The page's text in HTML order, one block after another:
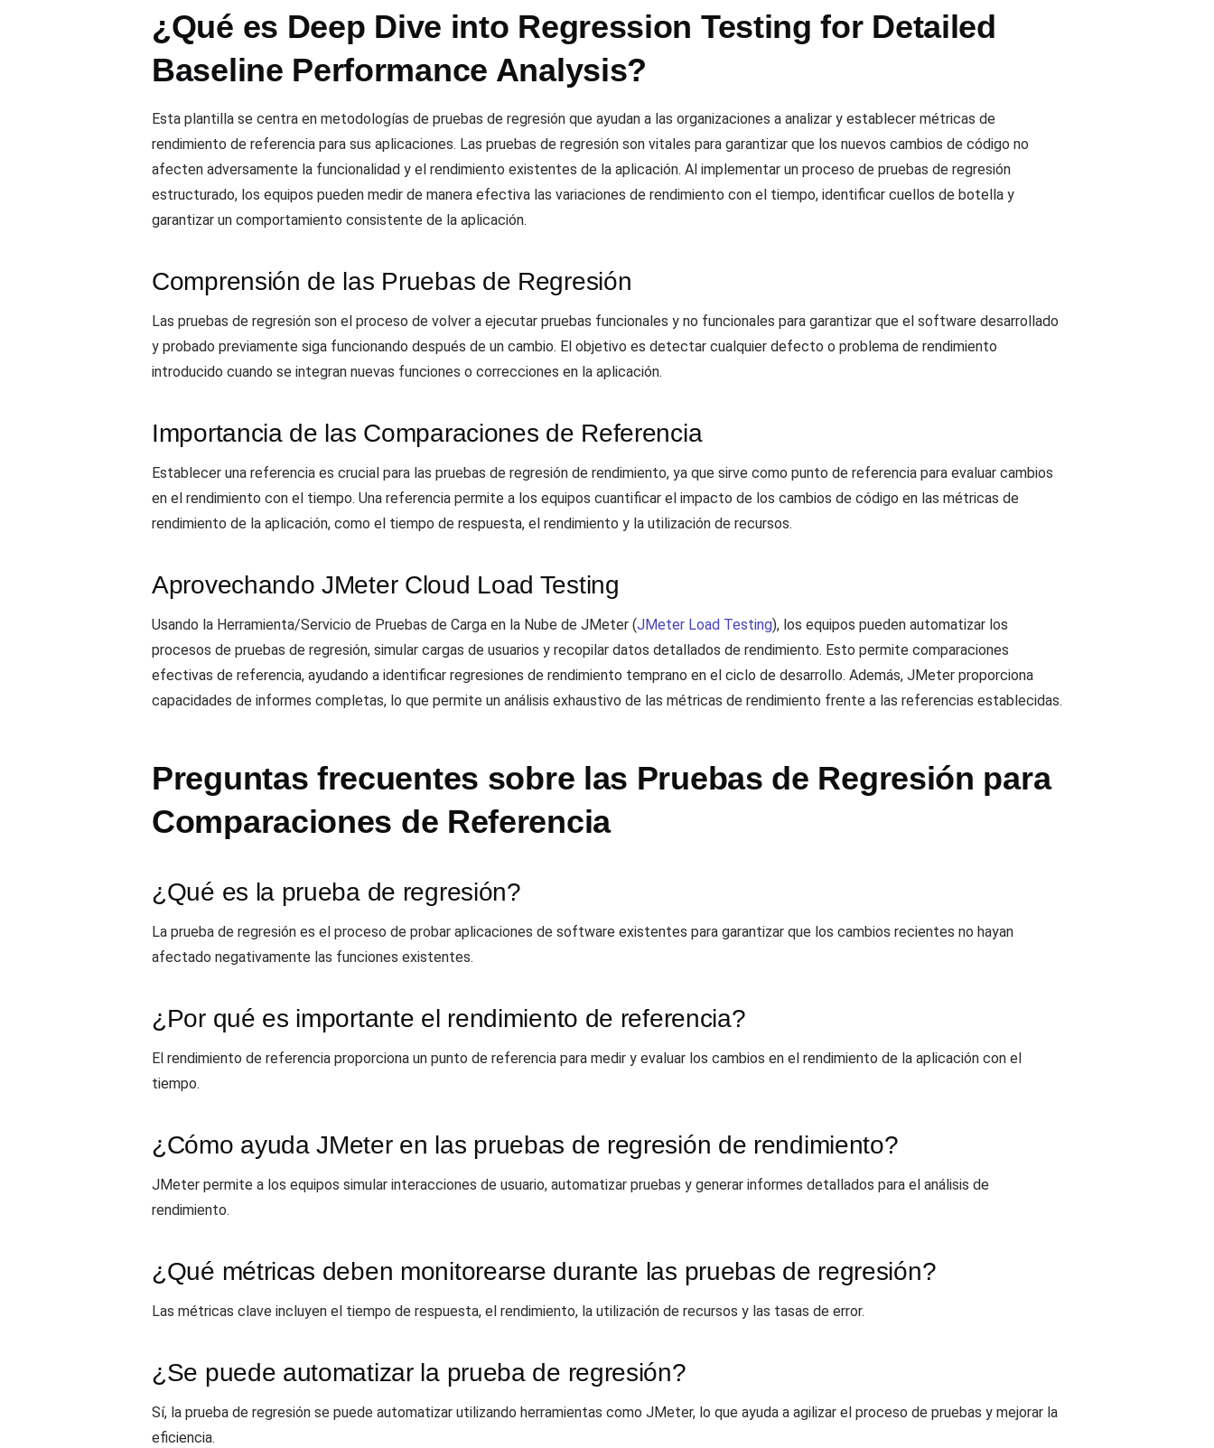
¿Qué es Deep Dive into Regression Testing for Detailed
Baseline Performance Analysis?
Esta plantilla se centra en metodologías de pruebas de regresión que ayudan a las organizaciones a analizar y establecer métricas de
rendimiento de referencia para sus aplicaciones. Las pruebas de regresión son vitales para garantizar que los nuevos cambios de código no
afecten adversamente la funcionalidad y el rendimiento existentes de la aplicación. Al implementar un proceso de pruebas de regresión
estructurado, los equipos pueden medir de manera efectiva las variaciones de rendimiento con el tiempo, identificar cuellos de botella y
garantizar un comportamiento consistente de la aplicación.
Comprensión de las Pruebas de Regresión
Las pruebas de regresión son el proceso de volver a ejecutar pruebas funcionales y no funcionales para garantizar que el software desarrollado
y probado previamente siga funcionando después de un cambio. El objetivo es detectar cualquier defecto o problema de rendimiento
introducido cuando se integran nuevas funciones o correcciones en la aplicación.
Importancia de las Comparaciones de Referencia
Establecer una referencia es crucial para las pruebas de regresión de rendimiento, ya que sirve como punto de referencia para evaluar cambios
en el rendimiento con el tiempo. Una referencia permite a los equipos cuantificar el impacto de los cambios de código en las métricas de
rendimiento de la aplicación, como el tiempo de respuesta, el rendimiento y la utilización de recursos.
Aprovechando JMeter Cloud Load Testing
Usando la Herramienta/Servicio de Pruebas de Carga en la Nube de JMeter (JMeter Load Testing), los equipos pueden automatizar los
procesos de pruebas de regresión, simular cargas de usuarios y recopilar datos detallados de rendimiento. Esto permite comparaciones
efectivas de referencia, ayudando a identificar regresiones de rendimiento temprano en el ciclo de desarrollo. Además, JMeter proporciona
capacidades de informes completas, lo que permite un análisis exhaustivo de las métricas de rendimiento frente a las referencias establecidas.
Preguntas frecuentes sobre las Pruebas de Regresión para
Comparaciones de Referencia
¿Qué es la prueba de regresión?
La prueba de regresión es el proceso de probar aplicaciones de software existentes para garantizar que los cambios recientes no hayan
afectado negativamente las funciones existentes.
¿Por qué es importante el rendimiento de referencia?
El rendimiento de referencia proporciona un punto de referencia para medir y evaluar los cambios en el rendimiento de la aplicación con el
tiempo.
¿Cómo ayuda JMeter en las pruebas de regresión de rendimiento?
JMeter permite a los equipos simular interacciones de usuario, automatizar pruebas y generar informes detallados para el análisis de
rendimiento.
¿Qué métricas deben monitorearse durante las pruebas de regresión?
Las métricas clave incluyen el tiempo de respuesta, el rendimiento, la utilización de recursos y las tasas de error.
¿Se puede automatizar la prueba de regresión?
Sí, la prueba de regresión se puede automatizar utilizando herramientas como JMeter, lo que ayuda a agilizar el proceso de pruebas y mejorar la
eficiencia.